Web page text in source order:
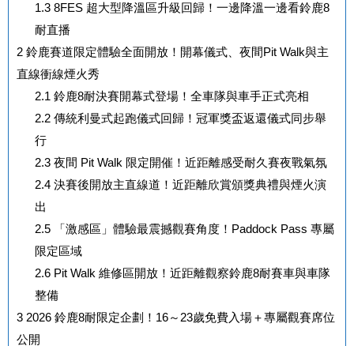
1.38FES 超大型降溫區升級回歸！一邊降溫一邊看鈴鹿8
耐直播
2 鈴鹿賽道限定體驗全面開放！開幕儀式、夜間Pit Walk與主
直線衝線煙火秀
2.1 鈴鹿8耐決賽開幕式登場！全車隊與車手正式亮相
2.2傳統利曼式起跑儀式回歸！冠軍獎盃返還儀式同步舉
行
2.3夜間 Pit Walk 限定開催！近距離感受耐久賽夜戰氣氛
2.4決賽後開放主直線道！近距離欣賞頒獎典禮與煙火演
出
2.5「激感區」體驗最震撼觀賽角度！Paddock Pass 專屬
限定區域
2.6Pit Walk 維修區開放！近距離觀察鈴鹿8耐賽車與車隊
整備
3 2026 鈴鹿8耐限定企劃！16～23歲免費入場＋專屬觀賽席位
公開